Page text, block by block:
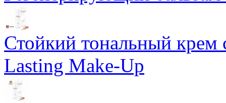
Стойкий тональный
Lasting Make-Up